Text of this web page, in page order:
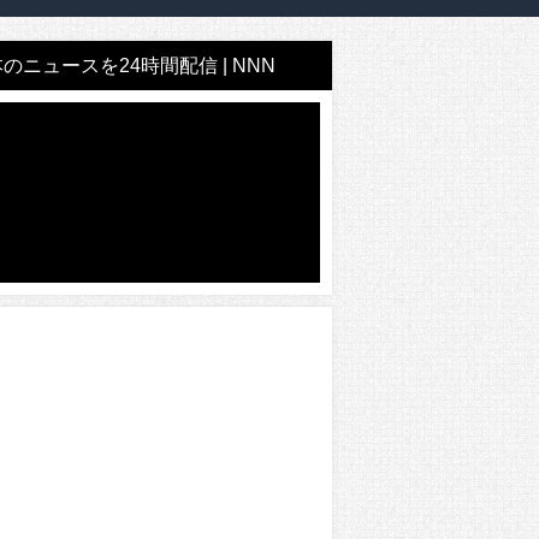
ニュースを24時間配信 | NNN